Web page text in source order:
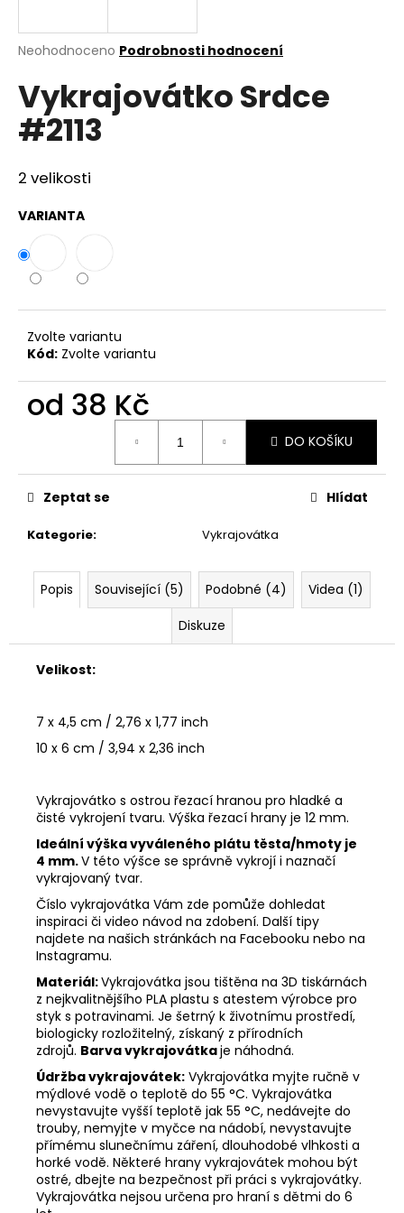
Průměrné
produktu
je
0,0
z
hvězdiček.
Neohodnoceno Podrobnosti hodnocení
Vykrajovátko Srdce
#2113
2 velikosti
VARIANTA
Zvolte variantu
Kód: Zvolte variantu
od 38 Kč
DO KOŠÍKU
Kategorie: Vykrajovátka
Zeptat se Hlídat
Popis Související (5) Podobné (4)
Videa (1)
Diskuze
Velikost:
7 x 4,5 cm / 2,76 x 1,77 inch
10 x 6 cm / 3,94 x 2,36 inch
Vykrajovátko s ostrou řezací hranou pro hladké a
čisté vykrojení tvaru. Výška řezací hrany je 12 mm.
Ideální výška vyváleného plátu těsta/hmoty je
4 mm.V této výšce se správně vykrojí i naznačí
vykrajovaný tvar.
Číslo vykrajovátka Vám zde pomůže dohledat
inspiraci či video návod na zdobení. Další tipy
najdete na našich stránkách na Facebooku nebo na
Instagramu.
Materiál:Vykrajovátka jsou tištěna na 3D tiskárnách
z nejkvalitnějšího PLA plastu s atestem výrobce pro
styk s potravinami. Je šetrný k životnímu prostředí,
biologicky rozložitelný, získaný z přírodních
zdrojů. Barva vykrajovátkaje náhodná.
Údržba vykrajovátek: Vykrajovátka myjte ručně v
mýdlové vodě o teplotě do 55 °C. Vykrajovátka
nevystavujte vyšší teplotě jak 55 °C, nedávejte do
trouby, nemyjte v myčce na nádobí, nevystavujte
přímému slunečnímu záření, dlouhodobé vlhkosti a
horké vodě. Některé hrany vykrajovátek mohou být
ostré, dbejte na bezpečnost při práci s vykrajovátky.
Vykrajovátka nejsou určena pro hraní s dětmi do 6
j
t
?
D
o
p
o
u
č
m
e
MINI
VÁNOČNÍ
#1297
Kč